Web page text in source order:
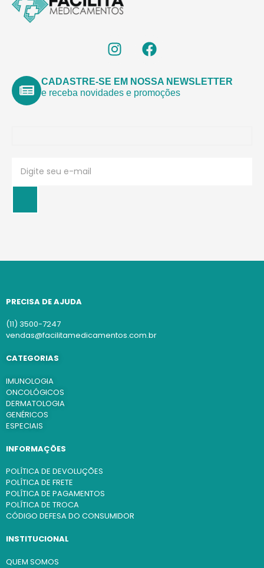
CADASTRE-SE EM NOSSA NEWSLETTER
e receba novidades e promoções
PRECISA DE AJUDA
(11) 3500-7247
vendas@facilitamedicamentos.com.br
CATEGORIAS
IMUNOLOGIA
ONCOLÓGICOS
DERMATOLOGIA
GENÉRICOS
ESPECIAIS
INFORMAÇÕES
POLÍTICA DE DEVOLUÇÕES
POLÍTICA DE FRETE
POLÍTICA DE PAGAMENTOS
POLÍTICA DE TROCA
CÓDIGO DEFESA DO CONSUMIDOR
INSTITUCIONAL
QUEM SOMOS